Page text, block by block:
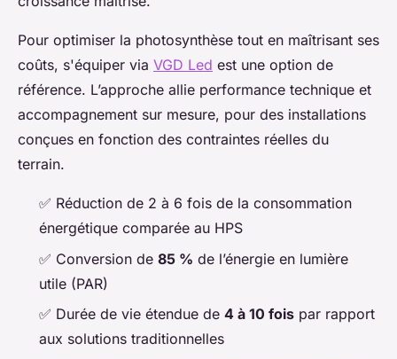
Pour optimiser la photosynthèse tout en maîtrisant ses
coûts, s'équiper via VGD Led est une option de
référence. L’approche allie performance technique et
accompagnement sur mesure, pour des installations
conçues en fonction des contraintes réelles du
terrain.
✅ Réduction de 2 à 6 fois de la consommation
énergétique comparée au HPS
✅ Conversion de 85 % de l’énergie en lumière
utile (PAR)
✅ Durée de vie étendue de 4 à 10 fois par rapport
aux solutions traditionnelles